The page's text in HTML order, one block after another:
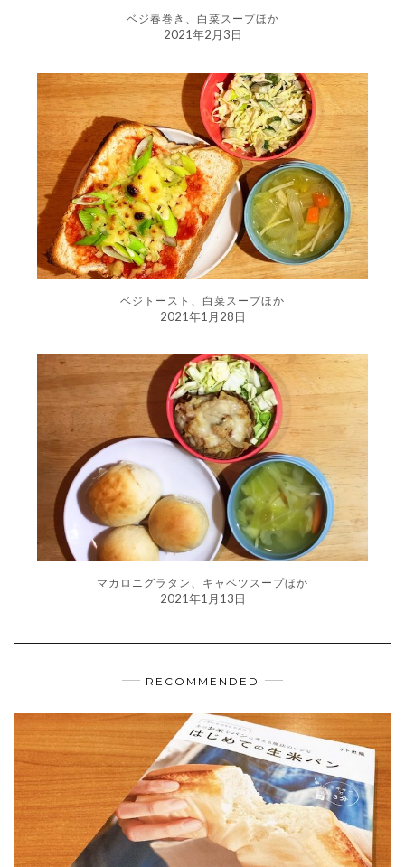
ベジ春巻き、白菜スープほか
2021年2月3日
ベジトースト、白菜スープほか
2021年1月28日
マカロニグラタン、キャベツスープほか
2021年1月13日
RECOMMENDED